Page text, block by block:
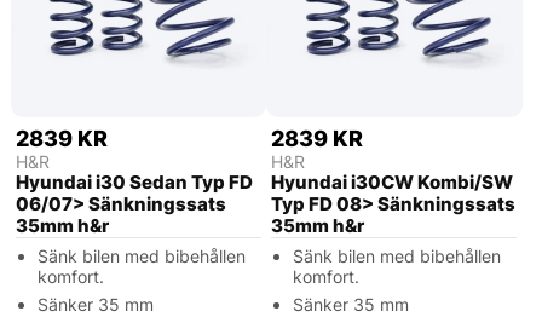
2839 KR
H&R
Hyundai i30 Sedan Typ FD
06/07> Sänkningssats
35mm h&r
Sänk bilen med bibehållen
komfort.
Sänker 35 mm
2839 KR
H&R
Hyundai i30CW Kombi/SW
Typ FD 08> Sänkningssats
35mm h&r
Sänk bilen med bibehållen
komfort.
Sänker 35 mm